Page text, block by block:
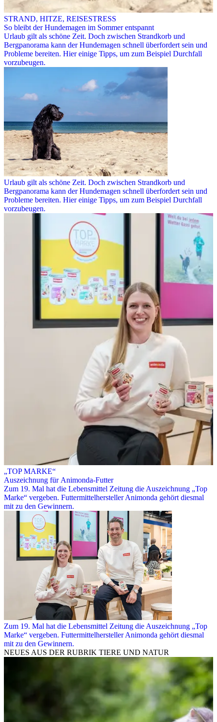
STRAND, HITZE, REISESTRESS
So bleibt der Hundemagen im Sommer entspannt
Urlaub gilt als schöne Zeit. Doch zwischen Strandkorb und
Bergpanorama kann der Hundemagen schnell überfordert sein und
Probleme bereiten. Hier einige Tipps, um zum Beispiel Durchfall
vorzubeugen.
Urlaub gilt als schöne Zeit. Doch zwischen Strandkorb und
Bergpanorama kann der Hundemagen schnell überfordert sein und
Probleme bereiten. Hier einige Tipps, um zum Beispiel Durchfall
vorzubeugen.
„TOP MARKE“
Auszeichnung für Animonda-Futter
Zum 19. Mal hat die Lebensmittel Zeitung die Auszeichnung „Top
Marke“ vergeben. Futtermittelhersteller Animonda gehört diesmal
mit zu den Gewinnern.
Zum 19. Mal hat die Lebensmittel Zeitung die Auszeichnung „Top
Marke“ vergeben. Futtermittelhersteller Animonda gehört diesmal
mit zu den Gewinnern.
NEUES AUS DER RUBRIK TIERE UND NATUR